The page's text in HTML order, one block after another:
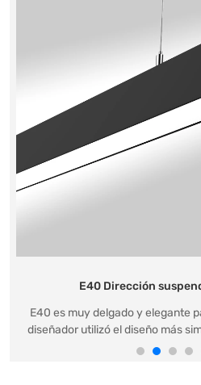
E40 Dirección
E40 es muy delgado y elegante
diseñador utilizó el diseño más